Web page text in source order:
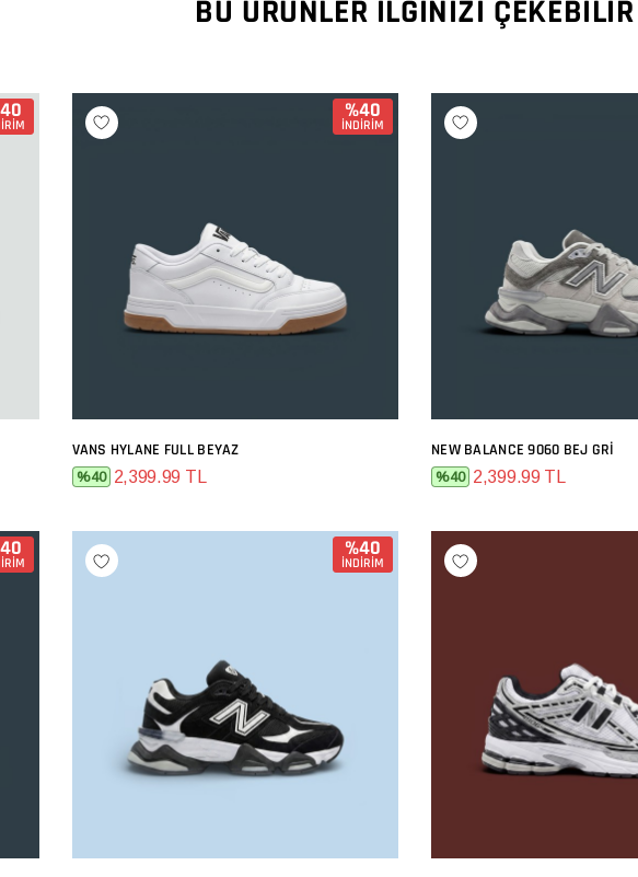
BU ÜRÜNLER İLGINIZI ÇEKEBILIR
%40
İNDİRİM
SEPETE EKLE
VANS HYLANE FULL BEYAZ
%40 2,399.99 TL
SEPETE EKLE
NEW BALANCE 9060 BEJ GRI
%40 2,399.99 TL
%40
İNDİRİM